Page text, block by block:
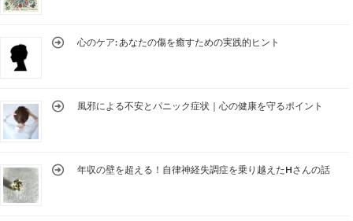
心のケア: あなたの傷を癒すための実践的ヒント
風邪による不安とパニック症状｜心の健康を守るポイント
年収の壁を超える！自律神経失調症を乗り越えたHさんの話